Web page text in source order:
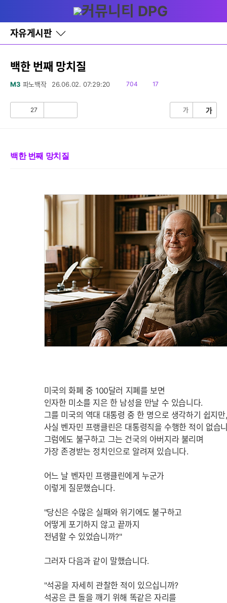
와
홈
자유게시판
바
로
기
레
이
어
백한 번째 망치질
M3 파노백작 26.06.02. 07:29:20
읽
704
댓
17
공27 가 가
백한 번째 망치질
미국의 화폐 중 100달러 지폐를 보면
인자한 미소를 지은 한 남성을 만날 수 있습니다.
그를 미국의 역대 대통령 중 한 명으로 생각하기 쉽지만,
사실 벤자민 프랭클린은 대통령직을 수행한 적이 없습
그럼에도 불구하고 그는 건국의 아버지라 불리며
가장 존경받는 정치인으로 알려져 있습니다.
어느 날 벤자민 프랭클린에게 누군가
이렇게 질문했습니다.
"당신은 수많은 실패와 위기에도 불구하고
어떻게 포기하지 않고 끝까지
전념할 수 있었습니까?"
그러자 다음과 같이 말했습니다.
"석공을 자세히 관찰한 적이 있으십니까?
석공은 큰 돌을 깨기 위해 똑같은 자리를
세부정보 열기/접기